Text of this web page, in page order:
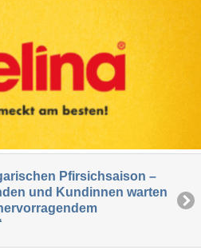
Pfirsichsaison –
und Kundinnen warten